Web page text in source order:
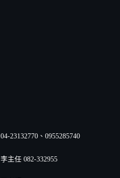
04-23132770、0955285740
李主任 082-332955